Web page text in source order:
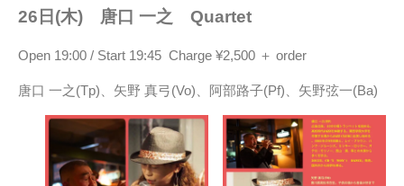
26日(木) 唐口 一之 Quartet
Open 19:00 / Start 19:45 Charge ¥2,500 ＋ order
唐口 一之(Tp)、矢野 真弓(Vo)、阿部路子(Pf)、矢野弦一(Ba)